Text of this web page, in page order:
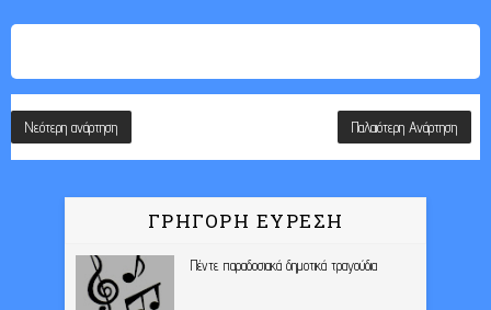
Νεότερη ανάρτηση Παλαιότερη Ανάρτηση
ΓΡΗΓΟΡΗ ΕΥΡΕΣΗ
Πέντε παραδοσιακά δημοτικά τραγούδια